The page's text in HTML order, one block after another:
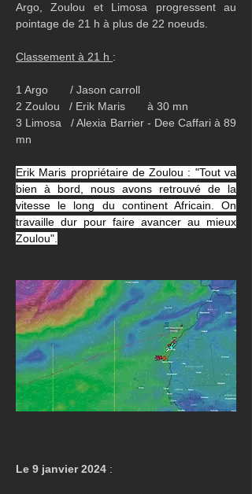
Argo, Zoulou et Limosa progressent au
pointage de 21 h à plus de 22 noeuds.
Classement à 21 h :
1 Argo       / Jason carroll
2 Zoulou   / Erik Maris       à 30 mn
3 Limosa   / Alexia Barrier - Dee Caffari à 89
mn
Erik Maris propriétaire de Zoulou : "Tout va
bien à bord, nous avons retrouvé de la
vitesse le long du continent Africain. On
travaille dur pour faire avancer au mieux
Zoulou".
Le 9 janvier 2024 :